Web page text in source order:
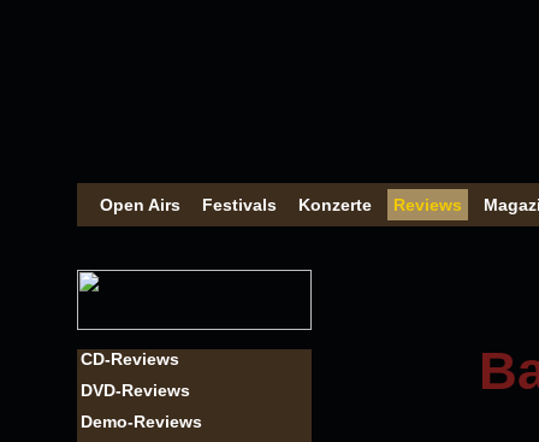
Open Airs Festivals Konzerte Reviews
CD-Reviews
DVD-Reviews
Demo-Reviews